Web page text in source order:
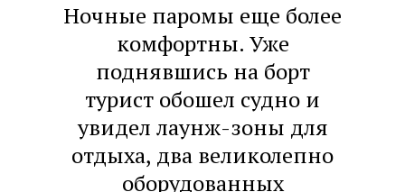
Ночные паромы еще более
комфортны. Уже
поднявшись на борт
турист обошел судно и
увидел лаунж-зоны для
отдыха, два великолепно
оборудованных